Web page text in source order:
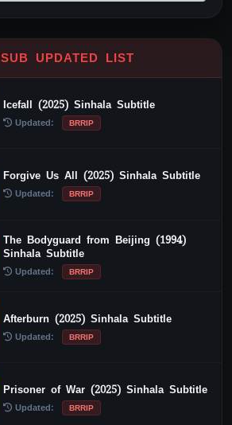
SUB UPDATED LIST
Icefall (2025) Sinhala Subtitle
Updated: BRRIP
Forgive Us All (2025) Sinhala Subtitle
Updated: BRRIP
The Bodyguard from Beijing (1994)
Sinhala Subtitle
Updated: BRRIP
Afterburn (2025) Sinhala Subtitle
Updated: BRRIP
Prisoner of War (2025) Sinhala Subtitle
Updated: BRRIP